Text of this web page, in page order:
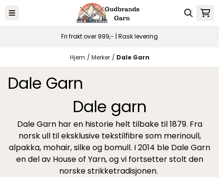
Hopp til innhold
Fri frakt over 999,- | Rask levering
Hjem / Merker / Dale Garn
Dale Garn
Dale garn
Dale Garn har en historie helt tilbake til 1879. Fra
norsk ull til eksklusive tekstilfibre som merinoull,
alpakka, mohair, silke og bomull. I 2014 ble Dale Garn
en del av House of Yarn, og vi fortsetter stolt den
norske strikketradisjonen.